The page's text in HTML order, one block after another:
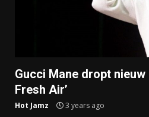
Gucci Mane dropt nieuw
Fresh Air’
Hot Jamz 3 years ago